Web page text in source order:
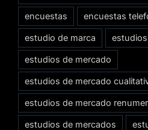
encuestas encuestas
estudio de marca
estudios de mercado
estudios de mercado
estudios de mercado
estudios de mercados